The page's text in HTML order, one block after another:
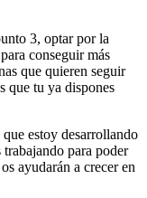
3, optar por la
conseguir más
que quieren seguir
que tu ya dispones
estoy desarrollando
para poder
ayudarán a crecer en